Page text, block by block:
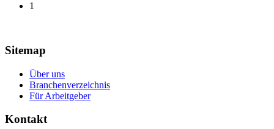
1
Sitemap
Über uns
Branchenverzeichnis
Für Arbeitgeber
Kontakt